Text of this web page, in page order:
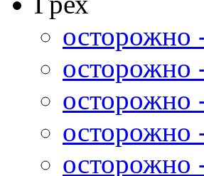
осторожно
осторожно
осторожно
осторожно
осторожно